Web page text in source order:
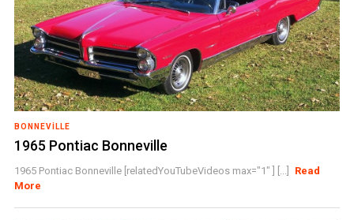
BONNEVILLE
1965 Pontiac Bonneville
1965 Pontiac Bonneville [relatedYouTubeVideos max="1" ] [...]
Read
More